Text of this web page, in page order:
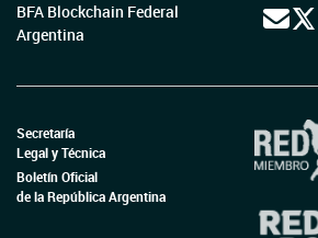
BFA Blockchain Federal
Argentina
Secretaría
Legal y Técnica
Boletín Oficial
de la República Argentina